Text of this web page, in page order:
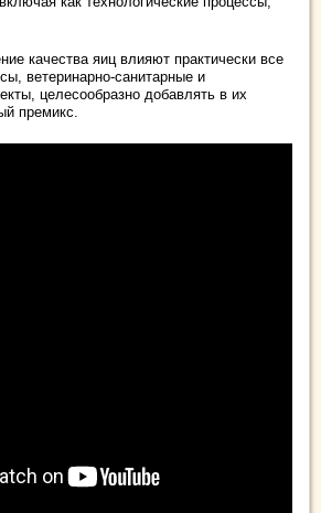
качества яиц влияют практически все
ветеринарно-санитарные и
целесообразно добавлять в их
премикс.